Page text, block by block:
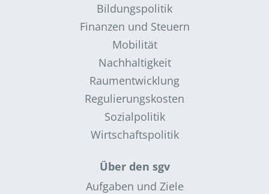
Bildungspolitik
Finanzen und Steuern
Mobilität
Nachhaltigkeit
Raumentwicklung
Regulierungskosten
Sozialpolitik
Wirtschaftspolitik
Über den sgv
Aufgaben und Ziele